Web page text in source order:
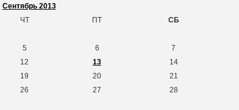
Сентябрь 2013
ЧТ ПТ СБ
5 6 7
12 13 14
19 20 21
26 27 28